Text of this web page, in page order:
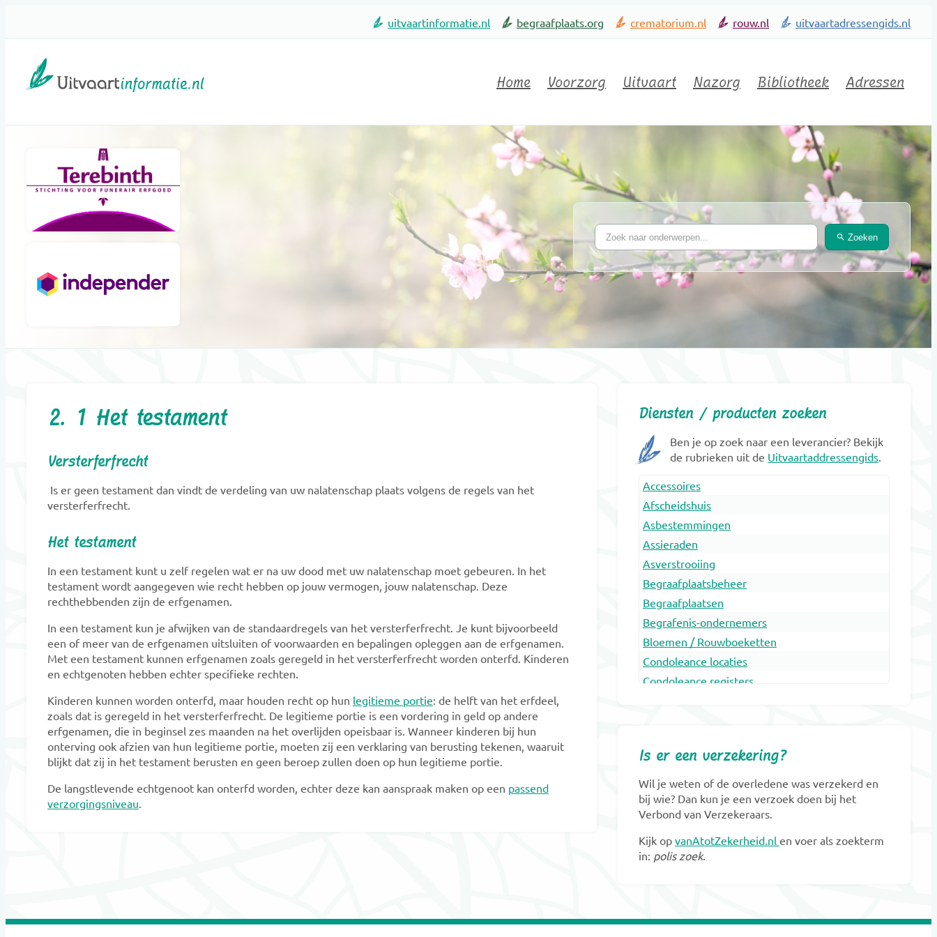
uitvaartinformatie.nl begraafplaats.org crematorium.nl rouw.nl uitvaartadressengids.nl
Home Voorzorg Uitvaart Nazorg Bibliotheek Adressen
Zoeken
2. 1 Het testament
Versterferfrecht
Is er geen testament dan vindt de verdeling van uw nalatenschap plaats volgens de regels van het
versterferfrecht.
Het testament
In een testament kunt u zelf regelen wat er na uw dood met uw nalatenschap moet gebeuren. In het
testament wordt aangegeven wie recht hebben op jouw vermogen, jouw nalatenschap. Deze
rechthebbenden zijn de erfgenamen.
In een testament kun je afwijken van de standaardregels van het versterferfrecht. Je kunt bijvoorbeeld
een of meer van de erfgenamen uitsluiten of voorwaarden en bepalingen opleggen aan de erfgenamen.
Met een testament kunnen erfgenamen zoals geregeld in het versterferfrecht worden onterfd. Kinderen
en echtgenoten hebben echter specifieke rechten.
Kinderen kunnen worden onterfd, maar houden recht op hun legitieme portie: de helft van het erfdeel,
zoals dat is geregeld in het versterferfrecht. De legitieme portie is een vordering in geld op andere
erfgenamen, die in beginsel zes maanden na het overlijden opeisbaar is. Wanneer kinderen bij hun
onterving ook afzien van hun legitieme portie, moeten zij een verklaring van berusting tekenen, waaruit
blijkt dat zij in het testament berusten en geen beroep zullen doen op hun legitieme portie.
De langstlevende echtgenoot kan onterfd worden, echter deze kan aanspraak maken op een passend
verzorgingsniveau.
Diensten / producten zoeken
Ben je op zoek naar een leverancier? Bekijk
de rubrieken uit de Uitvaartaddressengids.
Accessoires
Afscheidshuis
Asbestemmingen
Assieraden
Asverstrooiing
Begraafplaatsbeheer
Begraafplaatsen
Begrafenis-ondernemers
Bloemen / Rouwboeketten
Condoleance locaties
Condoleance registers
Erfenis en belasting
Gedenkobjecten
Gedenkplaatsen
Gedenksieraden
Gedenktekens
Glasobjecten
Is er een verzekering?
Wil je weten of de overledene was verzekerd en
bij wie? Dan kun je een verzoek doen bij het
Verbond van Verzekeraars.
Kijk op vanAtotZekerheid.nl en voer als zoekterm
in: polis zoek.